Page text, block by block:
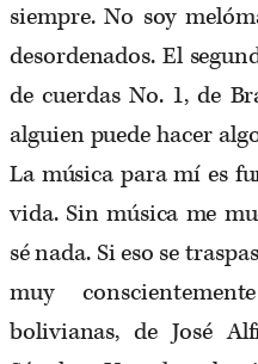
siempre. No soy
desordenados. El
de cuerdas No. 1, de
alguien puede hacer
La música para mí es
vida. Sin música me
sé nada. Si eso se
muy
bolivianas, de José